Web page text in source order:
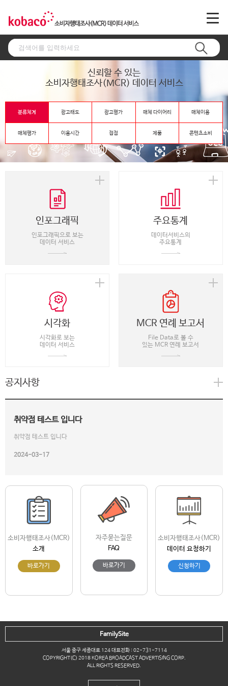
신뢰할 수 있는
소비자행태조사(MCR) 데이터 서비스
분류체계 광고태도 광고평가 매체 다이어리 매체이용
매체평가 이용시간 접점 제품 콘텐츠소비
인포그래픽
인포그래픽으로 보는
데이터 서비스
주요통계
데이터서비스의
주요통계
시각화
시각화로 보는
데이터 서비스
MCR 연례 보고서
File Data로 볼 수
있는 MCR 연례 보고서
공지사항
취약점 테스트 입니다
취약점 테스트 입니다
2024-03-17
소비자행태조사(MCR)
소개
바로가기
자주묻는질문
FAQ
바로가기
소비자행태조사(MCR)
데이터 요청하기
신청하기
서울 중구 세종대로 124 대표전화 : 02-731-7114
COPYRIGHT(C) 2018 KOREA BROADCAST ADVERTISING CORP.
ALL RIGHTS RESERVED.
FamilySite